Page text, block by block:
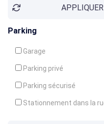
Jeux d'enfantsAPPLIQUER
Parking
Garage
Parking privé
Parking sécurisé
Stationnement dans la